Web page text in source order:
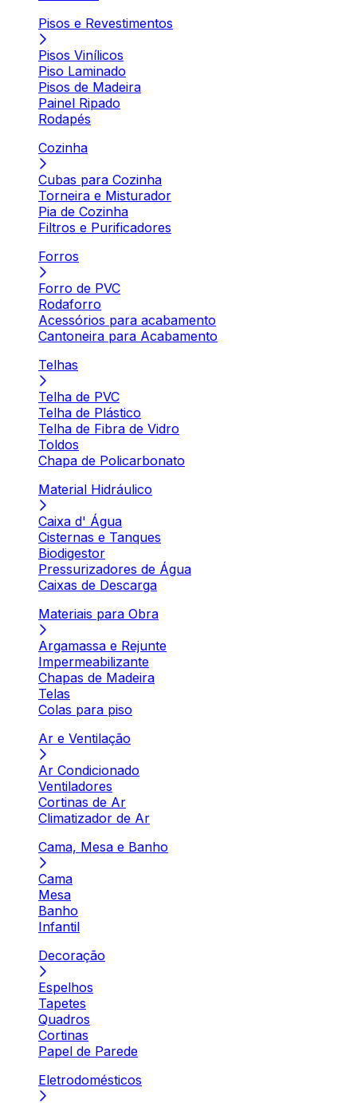
Pisos e Revestimentos
Pisos Vinílicos
Piso Laminado
Pisos de Madeira
Painel Ripado
Rodapés
Cozinha
Cubas para Cozinha
Torneira e Misturador
Pia de Cozinha
Filtros e Purificadores
Forros
Forro de PVC
Rodaforro
Acessórios para acabamento
Cantoneira para Acabamento
Telhas
Telha de PVC
Telha de Plástico
Telha de Fibra de Vidro
Toldos
Chapa de Policarbonato
Material Hidráulico
Caixa d' Água
Cisternas e Tanques
Biodigestor
Pressurizadores de Água
Caixas de Descarga
Materiais para Obra
Argamassa e Rejunte
Impermeabilizante
Chapas de Madeira
Telas
Colas para piso
Ar e Ventilação
Ar Condicionado
Ventiladores
Cortinas de Ar
Climatizador de Ar
Cama, Mesa e Banho
Cama
Mesa
Banho
Infantil
Decoração
Espelhos
Tapetes
Quadros
Cortinas
Papel de Parede
Eletrodomésticos